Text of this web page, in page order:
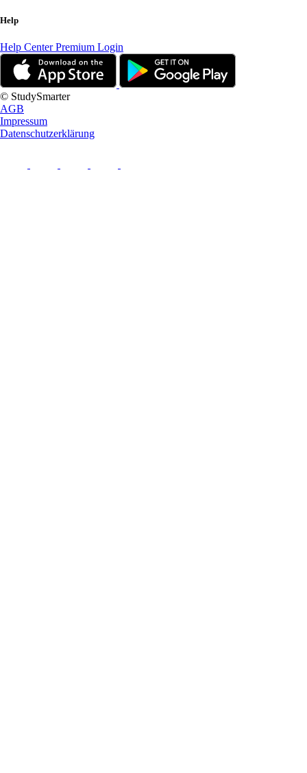
Help
Help CenterPremium Login
© StudySmarter
AGB
Impressum
Datenschutzerklärung